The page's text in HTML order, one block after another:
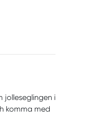
jolleseglingen i
komma med